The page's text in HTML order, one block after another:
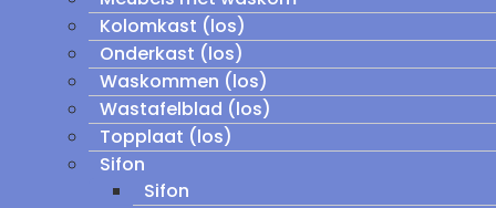
Kolomkast (los)
Onderkast (los)
Waskommen (los)
Wastafelblad (los)
Topplaat (los)
Sifon
Sifon